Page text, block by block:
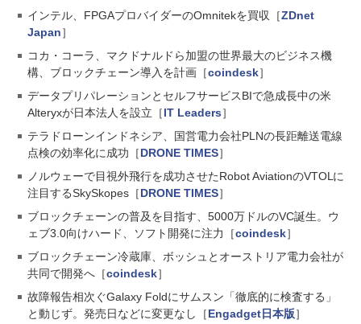
インテル、FPGAプロバイダーのOmnitekを買収［ZDnet
Japan］
コカ・コーラ、マクドナルドら加盟の世界最大のビジネス機
構、ブロックチェーン導入を計画［coindesk］
データプリパレーションとセルフサービスBIで急成長中の米
Alteryxが日本法人を設立［IT Leaders］
テラドローンインドネシア、国営電力会社PLNの長距離送電線
点検の効率化に成功［DRONE TIMES］
ノルウェーで目視外飛行を成功させたRobot AviationのVTOLに
注目するSkySkopes［DRONE TIMES］
ブロックチェーンの普及を目指す、5000万ドルのVC誕生。ウ
ェブ3.0向けハード、ソフト開発に注力［coindesk］
ブロックチェーン冷蔵庫、ボッシュとオーストリア電力会社が
共同で開発へ［coindesk］
故障報告相次ぐGalaxy Foldにサムスン「徹底的に検査する」
と動じず。発売日などに変更なし［Engadget日本版］